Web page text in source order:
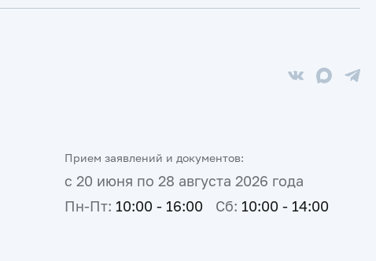
Прием заявлений и документов:
с 20 июня по 28 августа 2026 года
Пн-Пт: 10:00 - 16:00 Сб: 10:00 - 14:00